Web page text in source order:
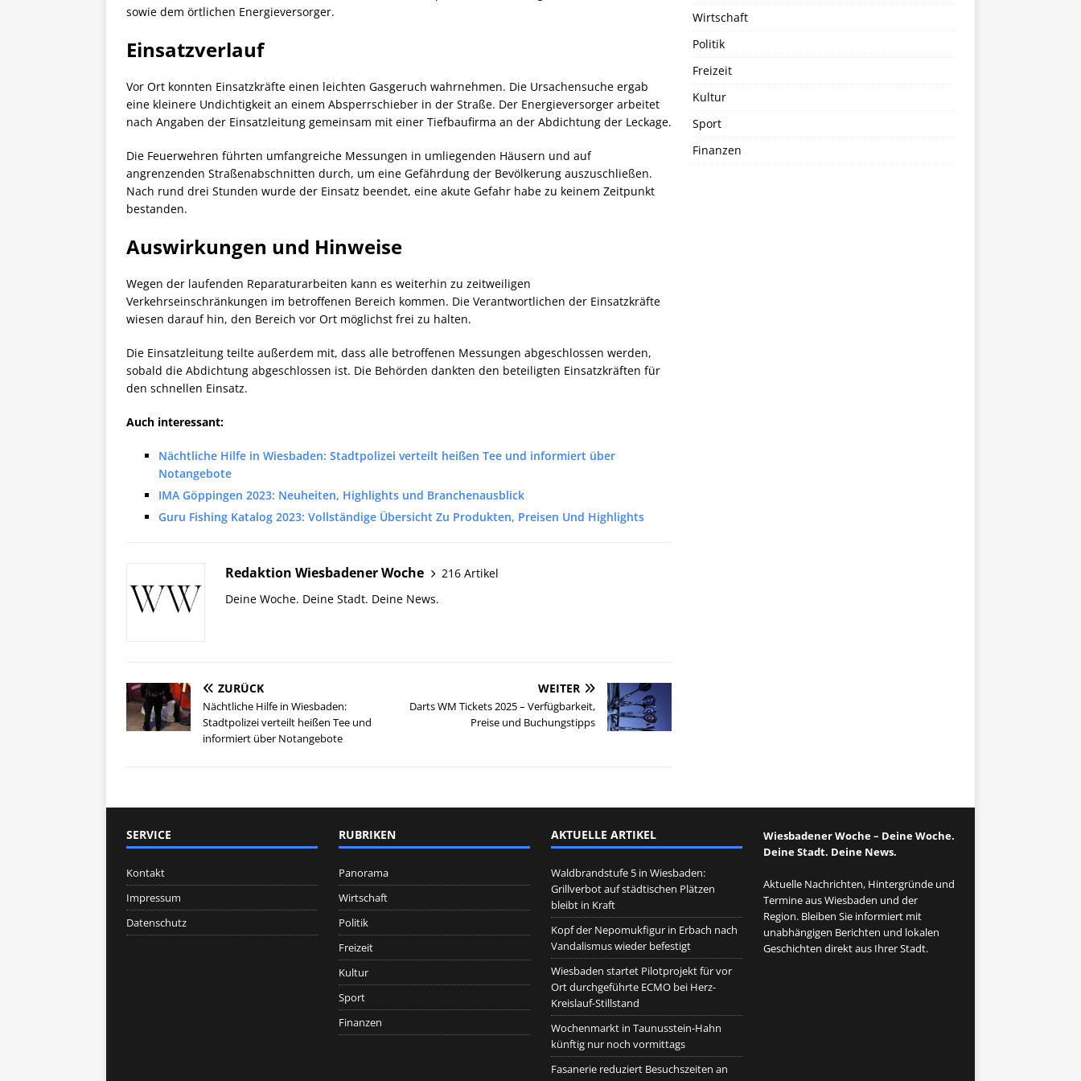
sowie dem örtlichen Energieversorger.
Einsatzverlauf
Vor Ort konnten Einsatzkräfte einen leichten Gasgeruch wahrnehmen. Die Ursachensuche ergab
eine kleinere Undichtigkeit an einem Absperrschieber in der Straße. Der Energieversorger arbeitet
nach Angaben der Einsatzleitung gemeinsam mit einer Tiefbaufirma an der Abdichtung der Leckage.
Die Feuerwehren führten umfangreiche Messungen in umliegenden Häusern und auf
angrenzenden Straßenabschnitten durch, um eine Gefährdung der Bevölkerung auszuschließen.
Nach rund drei Stunden wurde der Einsatz beendet, eine akute Gefahr habe zu keinem Zeitpunkt
bestanden.
Auswirkungen und Hinweise
Wegen der laufenden Reparaturarbeiten kann es weiterhin zu zeitweiligen
Verkehrseinschränkungen im betroffenen Bereich kommen. Die Verantwortlichen der Einsatzkräfte
wiesen darauf hin, den Bereich vor Ort möglichst frei zu halten.
Die Einsatzleitung teilte außerdem mit, dass alle betroffenen Messungen abgeschlossen werden,
sobald die Abdichtung abgeschlossen ist. Die Behörden dankten den beteiligten Einsatzkräften für
den schnellen Einsatz.
Auch interessant:
Nächtliche Hilfe in Wiesbaden: Stadtpolizei verteilt heißen Tee und informiert über
Notangebote
IMA Göppingen 2023: Neuheiten, Highlights und Branchenausblick
Guru Fishing Katalog 2023: Vollständige Übersicht Zu Produkten, Preisen Und Highlights
Redaktion Wiesbadener Woche
216 Artikel
Deine Woche. Deine Stadt. Deine News.
ZURÜCK
Nächtliche Hilfe in Wiesbaden:
Stadtpolizei verteilt heißen Tee und
informiert über Notangebote
WEITER
Darts WM Tickets 2025 – Verfügbarkeit,
Preise und Buchungstipps
Wirtschaft
Politik
Freizeit
Kultur
Sport
Finanzen
SERVICE
Kontakt
Impressum
Datenschutz
RUBRIKEN
Panorama
Wirtschaft
Politik
Freizeit
Kultur
Sport
Finanzen
AKTUELLE ARTIKEL
Waldbrandstufe 5 in Wiesbaden:
Grillverbot auf städtischen Plätzen
bleibt in Kraft
Kopf der Nepomukfigur in Erbach nach
Vandalismus wieder befestigt
Wiesbaden startet Pilotprojekt für vor
Ort durchgeführte ECMO bei Herz-
Kreislauf-Stillstand
Wochenmarkt in Taunusstein-Hahn
künftig nur noch vormittags
Fasanerie reduziert Besuchszeiten an
Wiesbadener Woche – Deine Woche.
Deine Stadt. Deine News.
Aktuelle Nachrichten, Hintergründe und
Termine aus Wiesbaden und der
Region. Bleiben Sie informiert mit
unabhängigen Berichten und lokalen
Geschichten direkt aus Ihrer Stadt.